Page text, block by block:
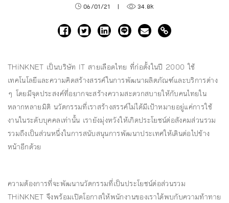
06/01/21 | 34.8k
THiNKNET เป็นบริษัท IT สายเลือดไทย ที่ก่อตั้งในปี 2000 ใช้
เทคโนโลยีและความคิดสร้างสรรค์ในการพัฒนาผลิตภัณฑ์และบริการต่าง
ๆ โดยมีจุดประสงค์ที่อยากจะสร้างความสะดวกสบายให้กับคนไทยใน
หลากหลายมิติ นวัตกรรมที่เราสร้างสรรค์ไม่ได้มีเป้าหมายอยู่แค่การใช้
งานในระดับบุคคลเท่านั้น เรายังมุ่งหวังให้เกิดประโยชน์ต่อสังคมส่วนรวม
รวมถึงเป็นส่วนหนึ่งในการสนับสนุนการพัฒนาประเทศให้เดินต่อไปข้าง
หน้าอีกด้วย
ความต้องการที่จะพัฒนานวัตกรรมที่เป็นประโยชน์ต่อส่วนรวม
THiNKNET จึงพร้อมเปิดโอกาสให้พนักงานของเราได้พบกับความท้าทาย